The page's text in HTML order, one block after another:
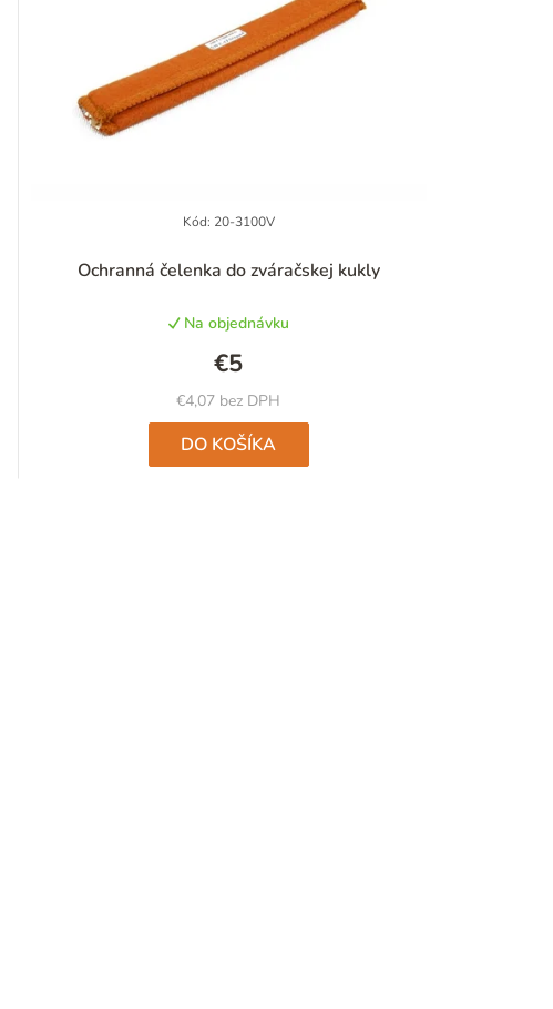
Ochranná čelenka do zváračskej kukly
Priemerné
hodnotenie
je
4,8
z
5
hviezdičiek.
Na objednávku
€4,07 bez DPH
€5
DO KOŠÍKA
Kód: 20-3100V